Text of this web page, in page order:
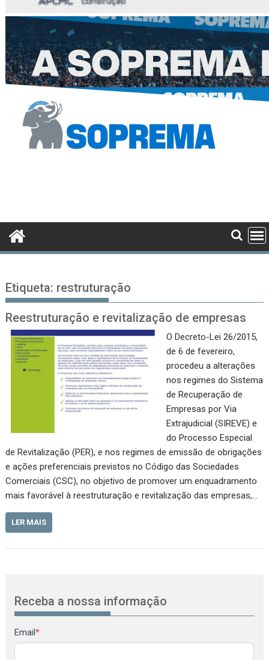
Etiqueta: restruturação
Reestruturação e revitalização de empresas
O Decreto-Lei 26/2015,
de 6 de fevereiro,
procedeu a alterações
nos regimes do Sistema
de Recuperação de
Empresas por Via
Extrajudicial (SIREVE) e
do Processo Especial
de Revitalização (PER), e nos regimes de emissão de obrigações
e ações preferenciais previstos no Código das Sociedades
Comerciais (CSC), no objetivo de promover um enquadramento
mais favorável à reestruturação e revitalização das empresas,…
LER MAIS
Receba a nossa informação
Newsletter
Email*